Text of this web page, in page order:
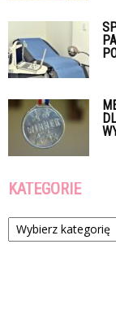
KATEGORIE
Kategorie